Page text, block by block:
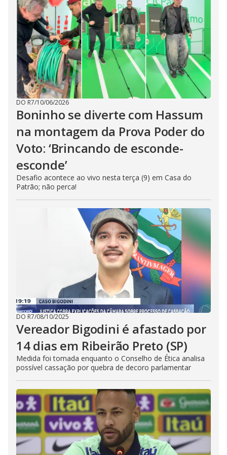
i
d
e
o
DO R7/10/06/2026
Boninho se diverte com Hassum
na montagem da Prova Poder do
Voto: ‘Brincando de esconde-
esconde’
Desafio acontece ao vivo nesta terça (9) em Casa do
Patrão; não perca!
DO R7/08/10/2025
Vereador Bigodini é afastado por
14 dias em Ribeirão Preto (SP)
Medida foi tomada enquanto o Conselho de Ética analisa
possível cassação por quebra de decoro parlamentar